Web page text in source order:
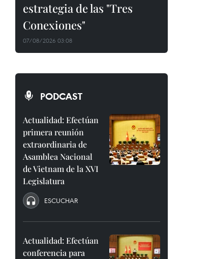
estrategia de las "Tres
Conexiones"
07/08/2026 03:08
PODCAST
Actualidad: Efectúan
primera reunión
extraordinaria de
Asamblea Nacional
de Vietnam de la XVI
Legislatura
ESCUCHAR
Actualidad: Efectúan
conferencia para